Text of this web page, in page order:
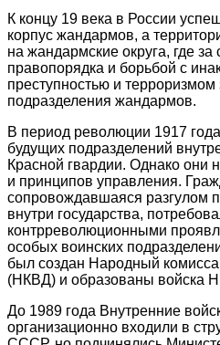
К концу 19 века в России
корпус жандармов, а
на жандармские округа, где
правопорядка и борьбой с
преступностью и терроризмом
подразделения жандармов.
В период революции 1917
будущих подразделений
Красной гвардии. Однако они
и принципов управления.
сопровождавшаяся разгулом
внутри государства,
контрреволюционными
особых воинских
был создан Народный
(НКВД) и образованы войска
До 1989 года Внутренние
организационно входили в